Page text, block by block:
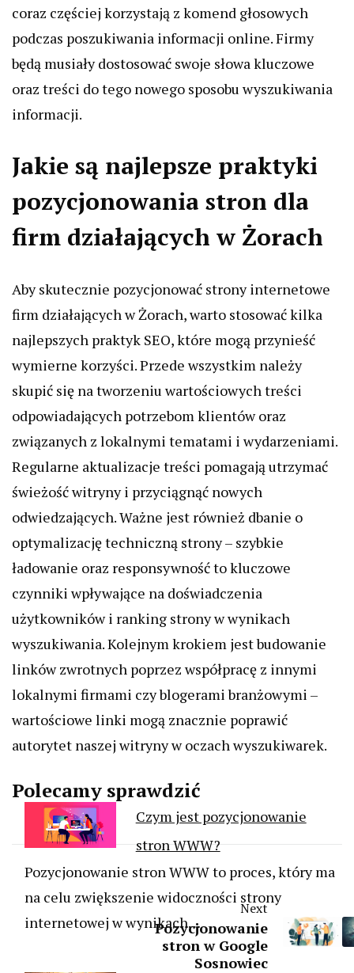
coraz częściej korzystają z komend głosowych
podczas poszukiwania informacji online. Firmy
będą musiały dostosować swoje słowa kluczowe
oraz treści do tego nowego sposobu wyszukiwania
informacji.
Jakie są najlepsze praktyki
pozycjonowania stron dla
firm działających w Żorach
Aby skutecznie pozycjonować strony internetowe
firm działających w Żorach, warto stosować kilka
najlepszych praktyk SEO, które mogą przynieść
wymierne korzyści. Przede wszystkim należy
skupić się na tworzeniu wartościowych treści
odpowiadających potrzebom klientów oraz
związanych z lokalnymi tematami i wydarzeniami.
Regularne aktualizacje treści pomagają utrzymać
świeżość witryny i przyciągnąć nowych
odwiedzających. Ważne jest również dbanie o
optymalizację techniczną strony – szybkie
ładowanie oraz responsywność to kluczowe
czynniki wpływające na doświadczenia
użytkowników i ranking strony w wynikach
wyszukiwania. Kolejnym krokiem jest budowanie
linków zwrotnych poprzez współpracę z innymi
lokalnymi firmami czy blogerami branżowymi –
wartościowe linki mogą znacznie poprawić
autorytet naszej witryny w oczach wyszukiwarek.
Polecamy sprawdzić
Czym jest pozycjonowanie
stron WWW?
Pozycjonowanie stron WWW to proces, który ma
na celu zwiększenie widoczności strony
internetowej w wynikach…
Next
Pozycjonowanie
stron w Google
Sosnowiec